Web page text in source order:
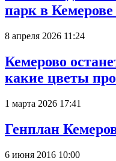
парк в
8 апреля 2026 11:24
Кемерово
какие цветы
1 марта 2026 17:41
Генплан
6 июня 2016 10:00